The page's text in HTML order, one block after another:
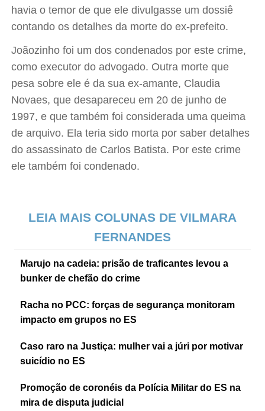
havia o temor de que ele divulgasse um dossiê
contando os detalhes da morte do ex-prefeito.
Joãozinho foi um dos condenados por este crime,
como executor do advogado. Outra morte que
pesa sobre ele é da sua ex-amante, Claudia
Novaes, que desapareceu em 20 de junho de
1997, e que também foi considerada uma queima
de arquivo. Ela teria sido morta por saber detalhes
do assassinato de Carlos Batista. Por este crime
ele também foi condenado.
LEIA MAIS COLUNAS DE VILMARA
FERNANDES
Marujo na cadeia: prisão de traficantes levou a
bunker de chefão do crime
Racha no PCC: forças de segurança monitoram
impacto em grupos no ES
Caso raro na Justiça: mulher vai a júri por motivar
suicídio no ES
Promoção de coronéis da Polícia Militar do ES na
mira de disputa judicial